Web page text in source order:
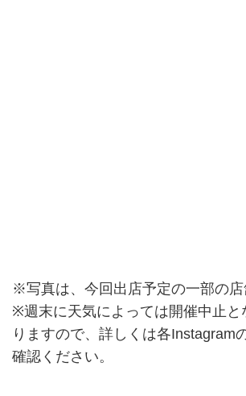
※写真は、今回出店予定の一部の店
※週末に天気によっては開催中止と
りますので、詳しくは各Instagram
確認ください。